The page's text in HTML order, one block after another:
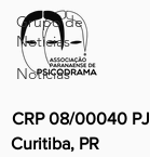
Grupo de
Noticias
Notícias
CRP 08/00040 PJ
Curitiba, PR